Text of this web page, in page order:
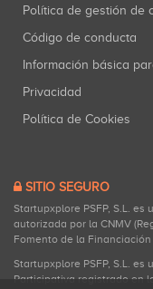
Política de gestión
Código de conducta
Información básica
Privacidad
Política de Cookies
SITIO SEGURO
Startupxplore PSFP, S.L.
autorizada por la CNMV
Fomento de la Financiación
Startupxplore PSFP, S.L.
Participativa registrado en